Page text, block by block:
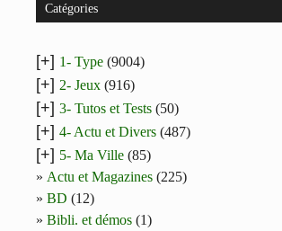
Catégories
[+] 1- Type (9004)
[+] 2- Jeux (916)
[+] 3- Tutos et Tests (50)
[+] 4- Actu et Divers (487)
[+] 5- Ma Ville (85)
Actu et Magazines (225)
BD (12)
Bibli. et démos (1)